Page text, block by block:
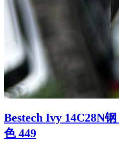
Bestech Ivy 14C28N
色 449